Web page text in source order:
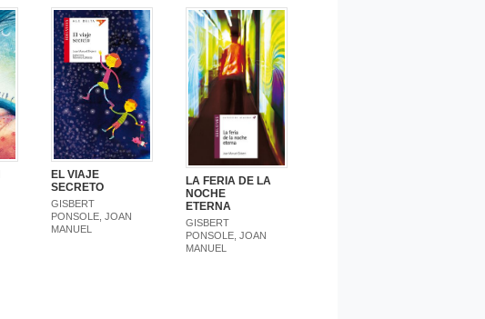
EL VIAJE
SECRETO
GISBERT
PONSOLE, JOAN
MANUEL
LA FERIA DE LA
NOCHE
ETERNA
GISBERT
PONSOLE, JOAN
MANUEL